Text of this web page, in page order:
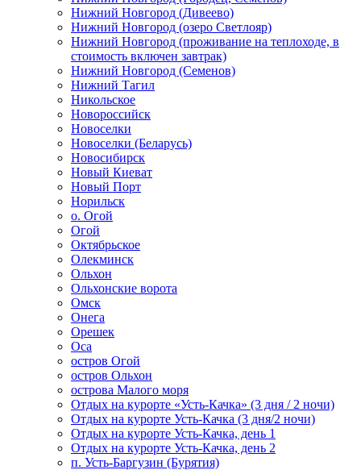
Нижний Новгород (Дивеево)
Нижний Новгород (озеро Светлояр)
Нижний Новгород (проживание на теплоходе, в
стоимость включен завтрак)
Нижний Новгород (Семенов)
Нижний Тагил
Никольское
Новороссийск
Новоселки
Новоселки (Беларусь)
Новосибирск
Новый Киеват
Новый Порт
Норильск
о. Огой
Огой
Октябрьское
Олекминск
Ольхон
Ольхонские ворота
Омск
Онега
Орешек
Оса
остров Огой
остров Ольхон
острова Малого моря
Отдых на курорте «Усть-Качка» (3 дня / 2 ночи)
Отдых на курорте Усть-Качка (3 дня/2 ночи)
Отдых на курорте Усть-Качка, день 1
Отдых на курорте Усть-Качка, день 2
п. Усть-Баргузин (Бурятия)